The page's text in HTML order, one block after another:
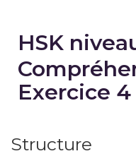
HSK
Exercice 4
Structure